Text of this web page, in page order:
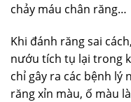
chảy máu chân răng…
Khi đánh răng sai
nướu tích tụ lại trong
chỉ gây ra các bệnh lý
răng xỉn màu, ố màu